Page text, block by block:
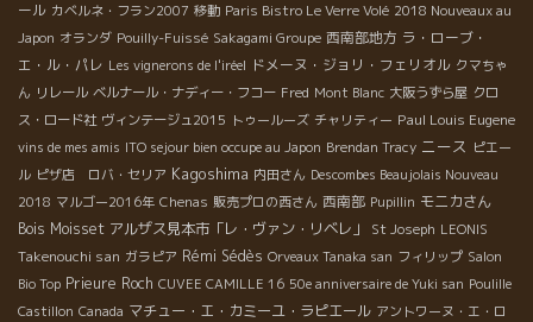
ール カベルネ・フラン2007 移動 Paris Bistro Le Verre Volé 2018 Nouveaux au
Japon オランダ Pouilly-Fuissé Sakagami Groupe 西南部地方 ラ・ローブ・
エ・ル・パレ Les vignerons de l'iréel ドメーヌ・ジョリ・フェリオル クマちゃ
ん リレール ベルナール・ナディー・フコー Fred Mont Blanc 大阪うずら屋 クロ
ス・ロード社 ヴィンテージュ2015 トゥールーズ チャリティー Paul Louis Eugene
vins de mes amis ITO sejour bien occupe au Japon Brendan Tracy ニース ピエー
ル ピザ店 ロバ・セリア Kagoshima 内田さん Descombes Beaujolais Nouveau
2018 マルゴー2016年 Chenas 販売プロの西さん 西南部 Pupillin モニカさん
Bois Moisset アルザス見本市「レ・ヴァン・リベレ」 St Joseph LEONIS
Takenouchi san ガラピア Rémi Sédès Orveaux Tanaka san フィリップ Salon
Bio Top Prieure Roch CUVEE CAMILLE 16 50e anniversaire de Yuki san Poulille
Castillon Canada マチュー・エ・カミーユ・ラピエール アントワーヌ・エ・ロ